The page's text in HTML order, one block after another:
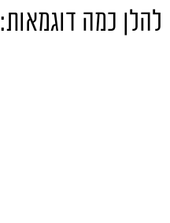
להלן כמה דוגמאות: